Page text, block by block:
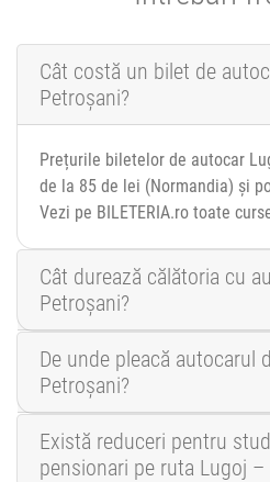
Cât costă un bilet de
Petroșani?
Prețurile biletelor de autocar
de la 85 de lei (Normandia) și
Vezi pe BILETERIA.ro toate
Cât durează călătoria cu
Petroșani?
De unde pleacă autocarul
Petroșani?
Există reduceri pentru
pensionari pe ruta Lugoj –